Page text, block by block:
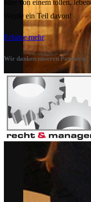
Idee von einem tollen,
Werde ein Teil davon!
Erfahre mehr
Wir danken unseren Partnern